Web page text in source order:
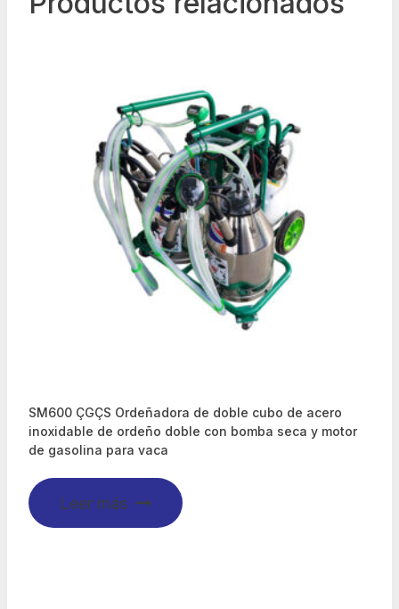
SM600 ÇGÇS Ordeñadora de doble cubo de acero
inoxidable de ordeño doble con bomba seca y motor
de gasolina para vaca
Leer más